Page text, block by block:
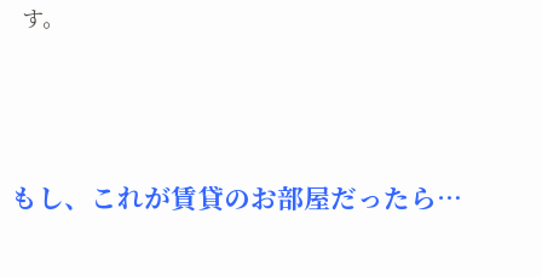
す。
もし、これが賃貸のお部屋だったら…